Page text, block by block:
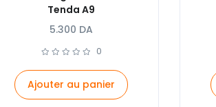
Tenda A9
5.300 DA
0
Ajouter au panier